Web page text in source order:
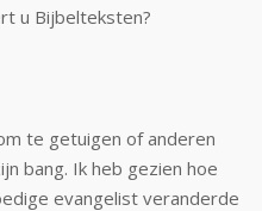
u Bijbelteksten?
te ge­tuigen of anderen
bang. Ik heb gezien hoe
evangelist veranderde